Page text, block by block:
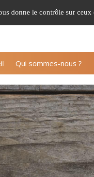
Qui sommes-nous ?
donne le contrôle sur